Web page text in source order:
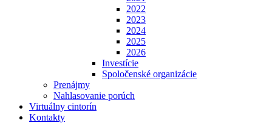
2022
2023
2024
2025
2026
Investície
Spoločenské organizácie
Prenájmy
Nahlasovanie porúch
Virtuálny cintorín
Kontakty